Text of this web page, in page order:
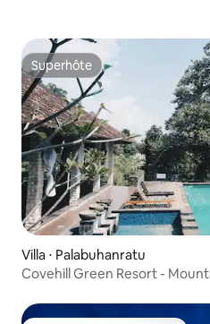
Superhôte
Superhôte
Villa ⋅ Palabuhanratu
Covehill Green Resort -